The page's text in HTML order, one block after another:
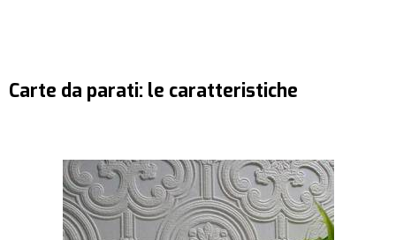
Carte da parati: le caratteristiche